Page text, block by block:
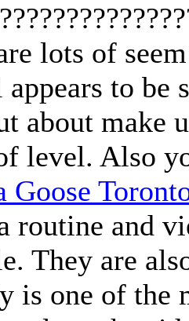
lots of
appears to
about make
level. Also
Goose
routine and
They are
is one of the